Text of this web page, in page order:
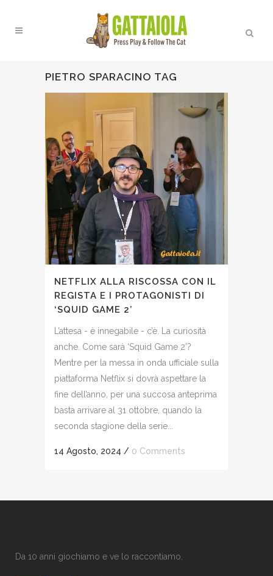
PIETRO SPARACINO TAG
NETFLIX ALLA RISCOSSA CON IL
REGISTA E I PROTAGONISTI DI
‘SQUID GAME 2’
L’attesa - è innegabile - c’è. La curiosità
anche. Come sarà ‘Squid Game 2’?
Mentre per la messa in onda ufficiale sulla
piattaforma Netflix si dovrà aspettare la
fine dell’anno, per una succosa anteprima
basta arrivare al 31 ottobre, quando la
seconda stagione della serie...
14 Agosto, 2024 / 0 Comments
Da 10 anni giochiamo e ve lo raccontiamo.